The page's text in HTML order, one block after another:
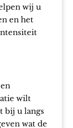
wij u
en het
wilt
bij u langs
wat de